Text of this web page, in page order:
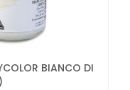
BIANCO DI